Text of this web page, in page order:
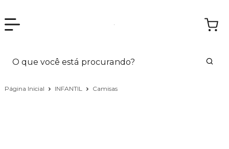
Página Inicial INFANTIL Camisas